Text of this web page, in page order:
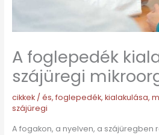
A foglepedék
szájüregi
cikkek/ és, foglepedék, kialakulása,
szájüregi
A fogakon, a nyelven, a szájüregben